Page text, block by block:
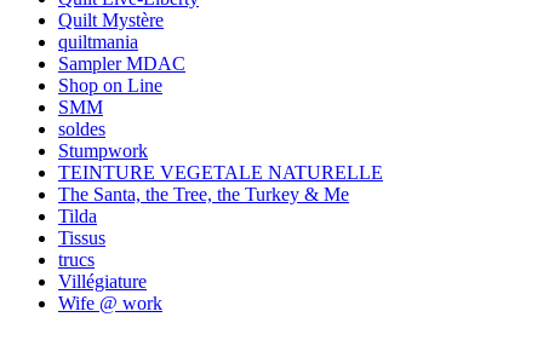
Quilt Mystère
quiltmania
Sampler MDAC
Shop on Line
SMM
soldes
Stumpwork
TEINTURE VEGETALE NATURELLE
The Santa, the Tree, the Turkey & Me
Tilda
Tissus
trucs
Villégiature
Wife @ work